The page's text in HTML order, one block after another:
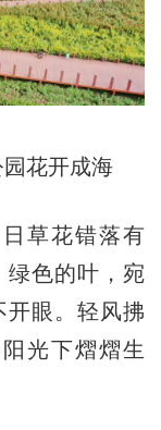
花开成海
草花错落有
绿色的叶，宛
开眼。轻风拂
光下熠熠生